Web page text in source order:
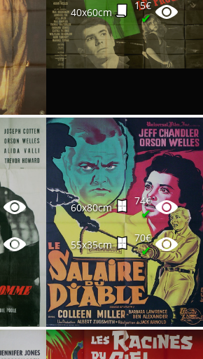
40x60cm
15€
✔
60x80cm
74€
✔
55x35cm
70€
✔